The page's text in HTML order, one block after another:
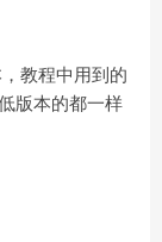
教程中用到的
版本的都一样